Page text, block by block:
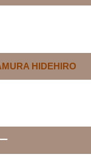
HIDEHIRO